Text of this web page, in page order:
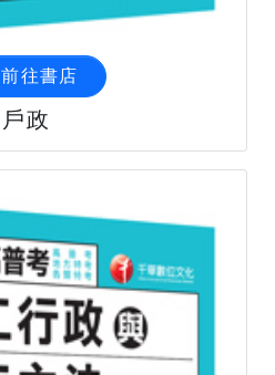
前往書店
戶政